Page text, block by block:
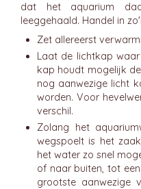
dat het aquarium
leeggehaald. Handel in
Zet allereerst
Laat de lichtkap
kap houdt mogelijk
nog aanwezige licht
worden. Voor
verschil.
Zolang het
wegspoelt is het
het water zo snel
of naar buiten, tot
grootste aanwezige